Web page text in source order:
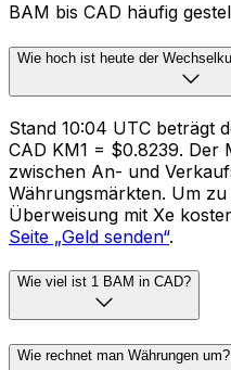
BAM bis CAD häufig
Wie hoch ist heute der
Stand 10:04 UTC beträgt
CAD KM1 = $0.8239. Der
zwischen An- und
Währungsmärkten. Um
Überweisung mit Xe
Seite „Geld senden“.
Wie viel ist 1 BAM in CAD?
Wie rechnet man Währungen um?